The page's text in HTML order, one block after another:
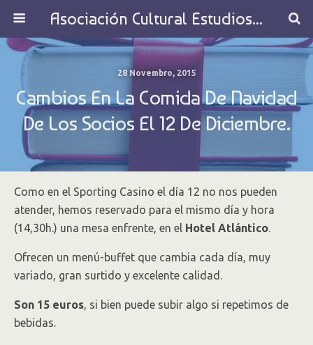
Asociación Cultural Estudios Históricos de Galicia
28 Novembro, 2015
Cambios En La Comida De Navidad
De Los Socios El 12 De Diciembre.
Como en el Sporting Casino el día 12 no nos pueden
atender, hemos reservado para el mismo día y hora
(14,30h.) una mesa enfrente, en el Hotel Atlántico.
Ofrecen un menú-buffet que cambia cada día, muy
variado, gran surtido y excelente calidad.
Son 15 euros, si bien puede subir algo si repetimos de
bebidas.